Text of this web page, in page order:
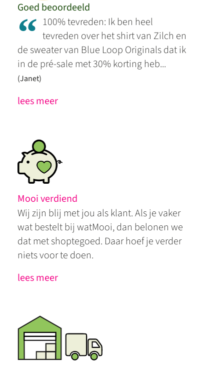
Goed beoordeeld
“ 100% tevreden: Ik ben heel
tevreden over het shirt van Zilch en
de sweater van Blue Loop Originals dat ik
in de pré-sale met 30% korting heb...
(Janet)
lees meer
Mooi verdiend
Wij zijn blij met jou als klant. Als je vaker
wat bestelt bij watMooi, dan belonen we
dat met shoptegoed. Daar hoef je verder
niets voor te doen.
lees meer